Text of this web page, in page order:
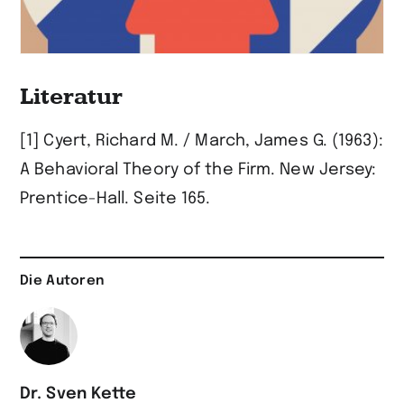
Literatur
[1] Cyert, Richard M. / March, James G. (1963):
A Behavioral Theory of the Firm. New Jersey:
Prentice-Hall. Seite 165.
Die Autoren
Dr. Sven Kette